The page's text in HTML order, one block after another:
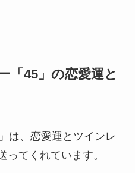
「45」の恋愛運と
は、恋愛運とツインレ
ってくれています。